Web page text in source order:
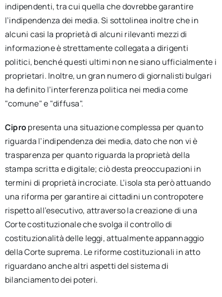
indipendenti, tra cui quella che dovrebbe garantire
l’indipendenza dei media. Si sottolinea inoltre che in
alcuni casi la proprietà di alcuni rilevanti mezzi di
informazione è strettamente collegata a dirigenti
politici, benché questi ultimi non ne siano ufficialmente i
proprietari. Inoltre, un gran numero di giornalisti bulgari
ha definito l’interferenza politica nei media come
"comune" e "diffusa".
Cipropresenta una situazione complessa per quanto
riguarda l’indipendenza dei media, dato che non vi è
trasparenza per quanto riguarda la proprietà della
stampa scritta e digitale; ciò desta preoccupazioni in
termini di proprietà incrociate. L’isola sta però attuando
una riforma per garantire ai cittadini un contropotere
rispetto all’esecutivo, attraverso la creazione di una
Corte costituzionale che svolga il controllo di
costituzionalità delle leggi, attualmente appannaggio
della Corte suprema. Le riforme costituzionali in atto
riguardano anche altri aspetti del sistema di
bilanciamento dei poteri.